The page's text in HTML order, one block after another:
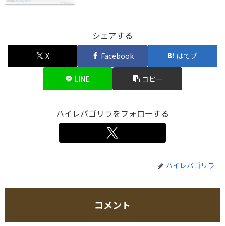
シェアする
X Facebook はてブ
LINE コピー
ハイレバゴリラをフォローする
ハイレバゴリラ
コメント